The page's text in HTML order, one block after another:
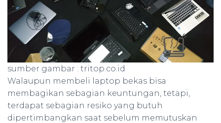
sumber gambar : tritop.co.id
Walaupun membeli laptop bekas bisa
membagikan sebagian keuntungan, tetapi,
terdapat sebagian resiko yang butuh
dipertimbangkan saat sebelum memutuskan